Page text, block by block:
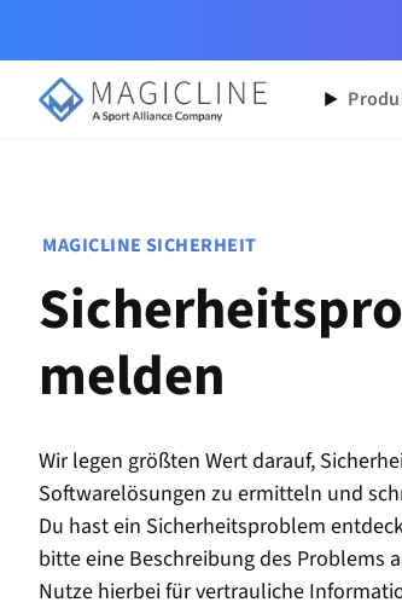
MAGICLINE SICHERHEIT
melden
Wir legen größten Wert darauf,
Softwarelösungen zu ermitteln und
Du hast ein Sicherheitsproblem
bitte eine Beschreibung des Problems
Nutze hierbei für vertrauliche